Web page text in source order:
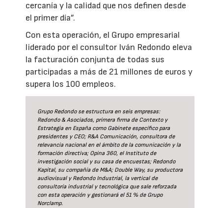
cercanía y la calidad que nos definen desde
el primer día”.
Con esta operación, el Grupo empresarial
liderado por el consultor Iván Redondo eleva
la facturación conjunta de todas sus
participadas a más de 21 millones de euros y
supera los 100 empleos.
Grupo Redondo se estructura en seis empresas:
Redondo & Asociados, primera firma de Contexto y
Estrategia en España como Gabinete específico para
presidentes y CEO; R&A Comunicación, consultora de
relevancia nacional en el ámbito de la comunicación y la
formación directiva; Opina 360, el Instituto de
investigación social y su casa de encuestas; Redondo
Kapital, su compañía de M&A; Double Way, su productora
audiovisual y Redondo Industrial, la vertical de
consultoría industrial y tecnológica que sale reforzada
con esta operación y gestionará el 51 % de Grupo
Norclamp.